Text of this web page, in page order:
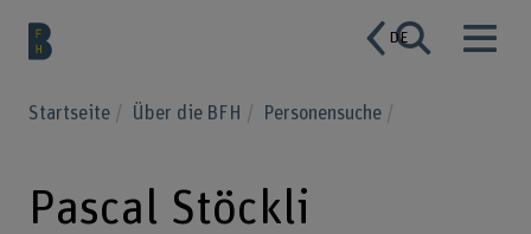
DE
Startseite Über die BFH Personensuche
Pascal Stöckli